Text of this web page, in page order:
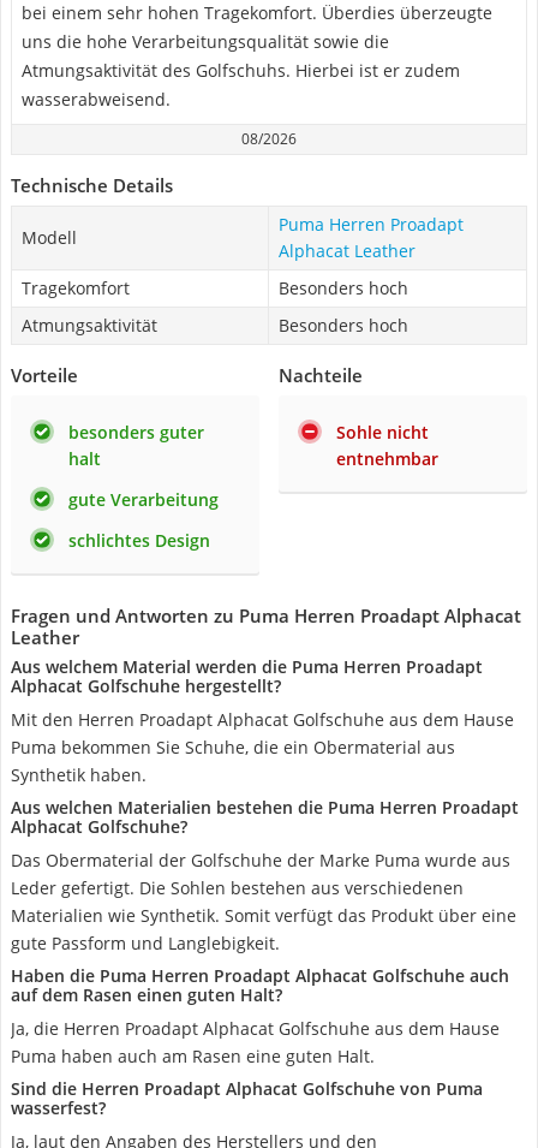
bei einem sehr hohen Tragekomfort. Überdies überzeugte
uns die hohe Verarbeitungsqualität sowie die
Atmungsaktivität des Golfschuhs. Hierbei ist er zudem
wasserabweisend.
08/2026
Technische Details
Modell
Puma Herren Proadapt
Alphacat Leather
Tragekomfort
Besonders hoch
Atmungsaktivität
Besonders hoch
Vorteile
besonders guter
halt
gute Verarbeitung
schlichtes Design
Nachteile
Sohle nicht
entnehmbar
Fragen und Antworten zu Puma Herren Proadapt Alphacat
Leather
Aus welchem Material werden die Puma Herren Proadapt
Alphacat Golfschuhe hergestellt?
Mit den Herren Proadapt Alphacat Golfschuhe aus dem Hause
Puma bekommen Sie Schuhe, die ein Obermaterial aus
Synthetik haben.
Aus welchen Materialien bestehen die Puma Herren Proadapt
Alphacat Golfschuhe?
Das Obermaterial der Golfschuhe der Marke Puma wurde aus
Leder gefertigt. Die Sohlen bestehen aus verschiedenen
Materialien wie Synthetik. Somit verfügt das Produkt über eine
gute Passform und Langlebigkeit.
Haben die Puma Herren Proadapt Alphacat Golfschuhe auch
auf dem Rasen einen guten Halt?
Ja, die Herren Proadapt Alphacat Golfschuhe aus dem Hause
Puma haben auch am Rasen eine guten Halt.
Sind die Herren Proadapt Alphacat Golfschuhe von Puma
wasserfest?
Ja, laut den Angaben des Herstellers und den